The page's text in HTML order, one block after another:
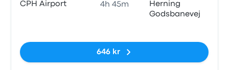
CPH Airport 4h 45m
Herning
Godsbanevej
646 kr